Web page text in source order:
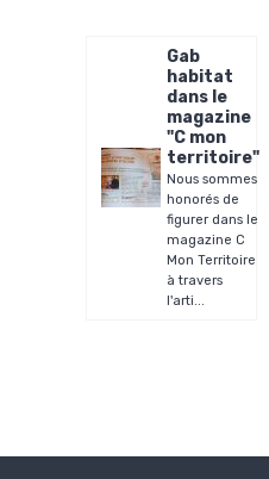
Gab
habitat
dans le
magazine
"C mon
territoire"
​Nous sommes
honorés de
figurer dans le
magazine C
Mon Territoire
à travers
l'arti...